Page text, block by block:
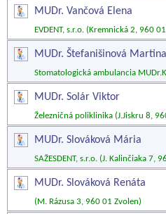
MUDr. Vančová Elena
EVDENT, s.r.o. (Kremnická 2, 960
MUDr. Štefanišinová Martina
Stomatologická ambulancia
MUDr. Solár Viktor
Železničná poliklinika (J.Jiskru 8,
MUDr. Slováková Mária
SAŽESDENT, s.r.o. (J. Kalinčiaka 7,
MUDr. Slováková Renáta
(M. Rázusa 3, 960 01 Zvolen)